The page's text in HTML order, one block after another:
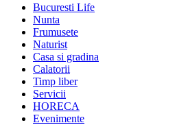
Bucuresti Life
Nunta
Frumusete
Naturist
Casa si gradina
Calatorii
Timp liber
Servicii
HORECA
Evenimente